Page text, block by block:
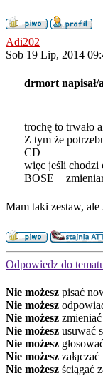
Adi202
Sob 19 Lip, 2014
drmort napisał/
trochę to trwało
Z tym że
CD
więc jeśli chodzi
BOSE +
Mam taki zestaw,
Odpowiedz do
Nie możesz pisać
Nie możesz
Nie możesz
Nie możesz usuwać
Nie możesz
Nie możesz
Nie możesz ściągać